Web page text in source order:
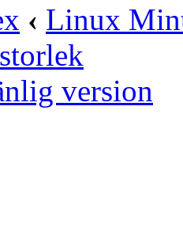
‹ Linux
version